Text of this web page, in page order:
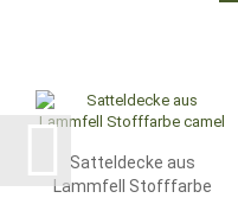
Satteldecke aus
Lammfell Stofffarbe